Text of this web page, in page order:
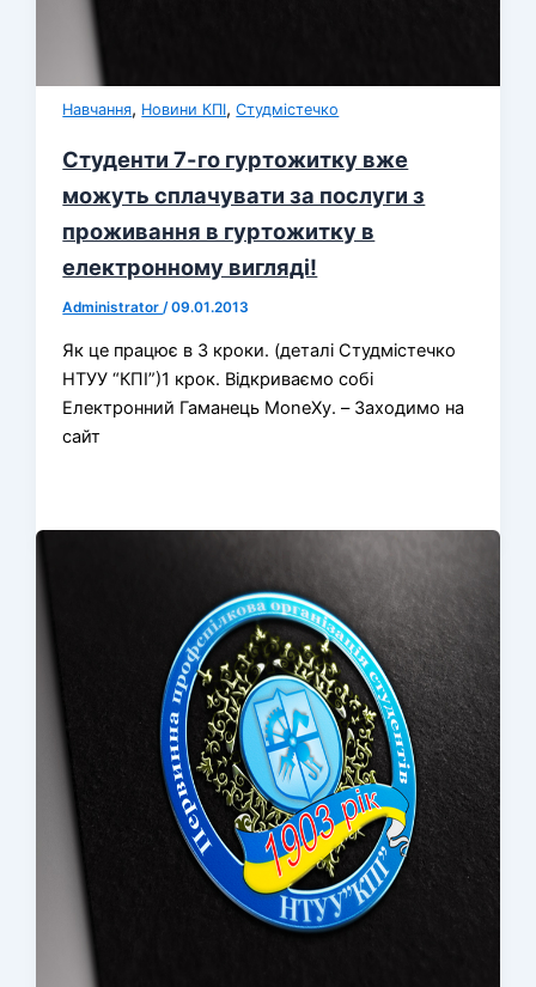
Навчання, Новини КПІ,Студмістечко
Студенти 7-го гуртожитку вже
можуть сплачувати за послуги з
проживання в гуртожитку в
електронному вигляді!
Administrator/09.01.2013
Як це працює в 3 кроки. (деталі Студмістечко
НТУУ “КПІ”)1 крок. Відкриваємо собі
Електронний Гаманець MoneXy. – Заходимо на
сайт